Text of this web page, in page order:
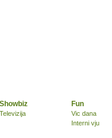
Showbiz
Televizija
Fun
Vic dana
Interni vju